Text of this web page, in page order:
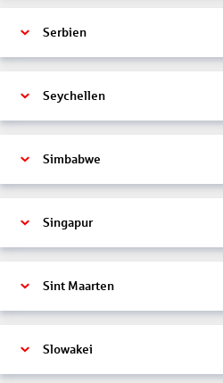
Serbien
Seychellen
Simbabwe
Singapur
Sint Maarten
Slowakei